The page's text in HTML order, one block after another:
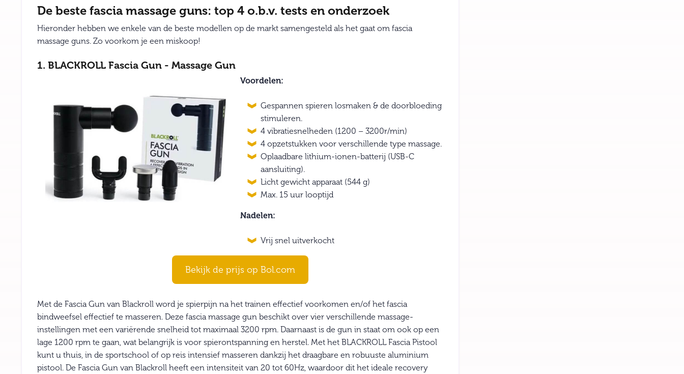
De beste fascia massage guns: top 4 o.b.v. tests en onderzoek
Hieronder hebben we enkele van de beste modellen op de markt samengesteld als het gaat om fascia
massage guns. Zo voorkom je een miskoop!
1. BLACKROLL Fascia Gun - Massage Gun
Voordelen:
Gespannen spieren losmaken & de doorbloeding
stimuleren.
4 vibratiesnelheden (1200 – 3200r/min)
4 opzetstukken voor verschillende type massage.
Oplaadbare lithium-ionen-batterij (USB-C
aansluiting).
Licht gewicht apparaat (544 g)
Max. 15 uur looptijd
Nadelen:
Vrij snel uitverkocht
Bekijk de prijs op Bol.com
Met de Fascia Gun van Blackroll word je spierpijn na het trainen effectief voorkomen en/of het fascia
bindweefsel effectief te masseren. Deze fascia massage gun beschikt over vier verschillende massage-
instellingen met een variërende snelheid tot maximaal 3200 rpm. Daarnaast is de gun in staat om ook op een
lage 1200 rpm te gaan, wat belangrijk is voor spierontspanning en herstel. Met het BLACKROLL Fascia Pistool
kunt u thuis, in de sportschool of op reis intensief masseren dankzij het draagbare en robuuste aluminium
pistool. De Fascia Gun van Blackroll heeft een intensiteit van 20 tot 60Hz, waardoor dit het ideale recovery